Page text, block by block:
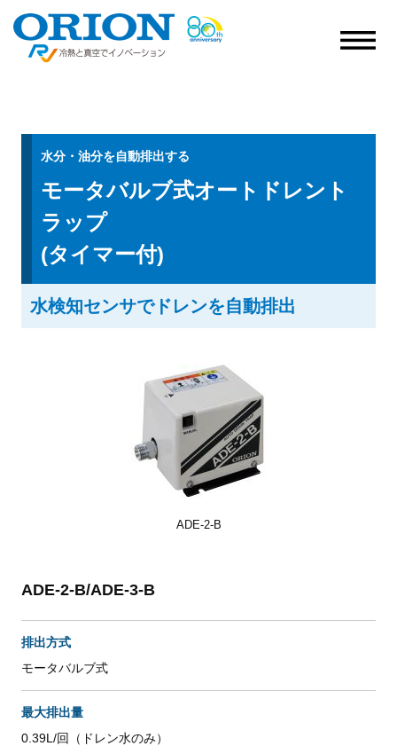
水分・油分を自動排出する
モータバルブ式オートドレント
ラップ
(タイマー付)
水検知センサでドレンを自動排出
ADE-2-B/ADE-3-B
排出方式
モータバルブ式
最大排出量
0.39L/回（ドレン水のみ）
ADE-2-B